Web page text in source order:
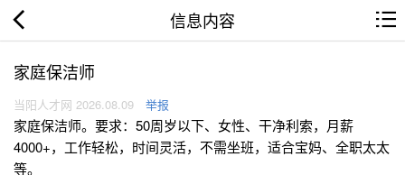
信息内容
家庭保洁师
当阳人才网 2026.08.09 举报
家庭保洁师。要求：50周岁以下、女性、干净利索，月薪
4000+，工作轻松，时间灵活，不需坐班，适合宝妈、全职太太
等。